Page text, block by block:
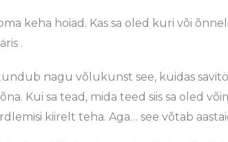
keha hoiad. Kas sa oled kuri või
.
nagu võlukunst see, kuidas
Kui sa tead, mida teed siis sa oled
kiirelt teha. Aga… see võtab